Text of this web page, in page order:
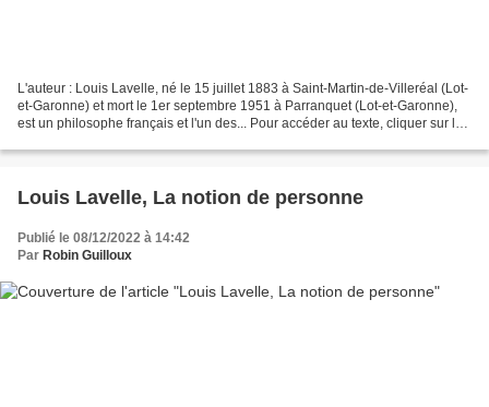
L'auteur : Louis Lavelle, né le 15 juillet 1883 à Saint-Martin-de-Villeréal (Lot-
et-Garonne) et mort le 1er septembre 1951 à Parranquet (Lot-et-Garonne),
est un philosophe français et l'un des... Pour accéder au texte, cliquer sur le
Louis Lavelle, La notion de personne
Publié le 08/12/2022 à 14:42
Par Robin Guilloux